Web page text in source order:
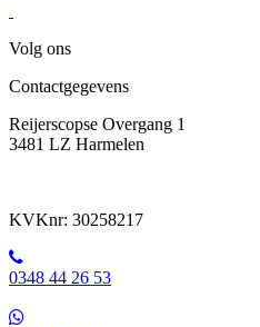
Volg ons
Contactgegevens
Reijerscopse Overgang 1
3481 LZ Harmelen
KVKnr: 30258217
0348 44 26 53